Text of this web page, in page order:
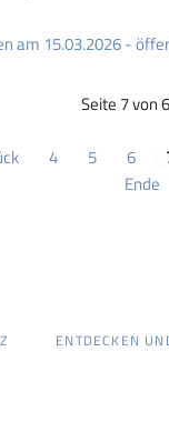
am 15.03.2026 -
Seite 7 von
4 5 6
Ende
ENTDECKEN